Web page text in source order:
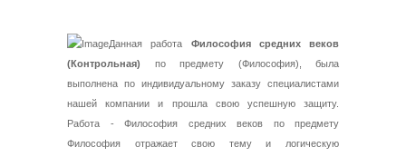
Данная работа Философия средних веков
(Контрольная) по предмету (Философия), была
выполнена по индивидуальному заказу специалистами
нашей компании и прошла свою успешную защиту.
Работа - Философия средних веков по предмету
Философия отражает свою тему и логическую